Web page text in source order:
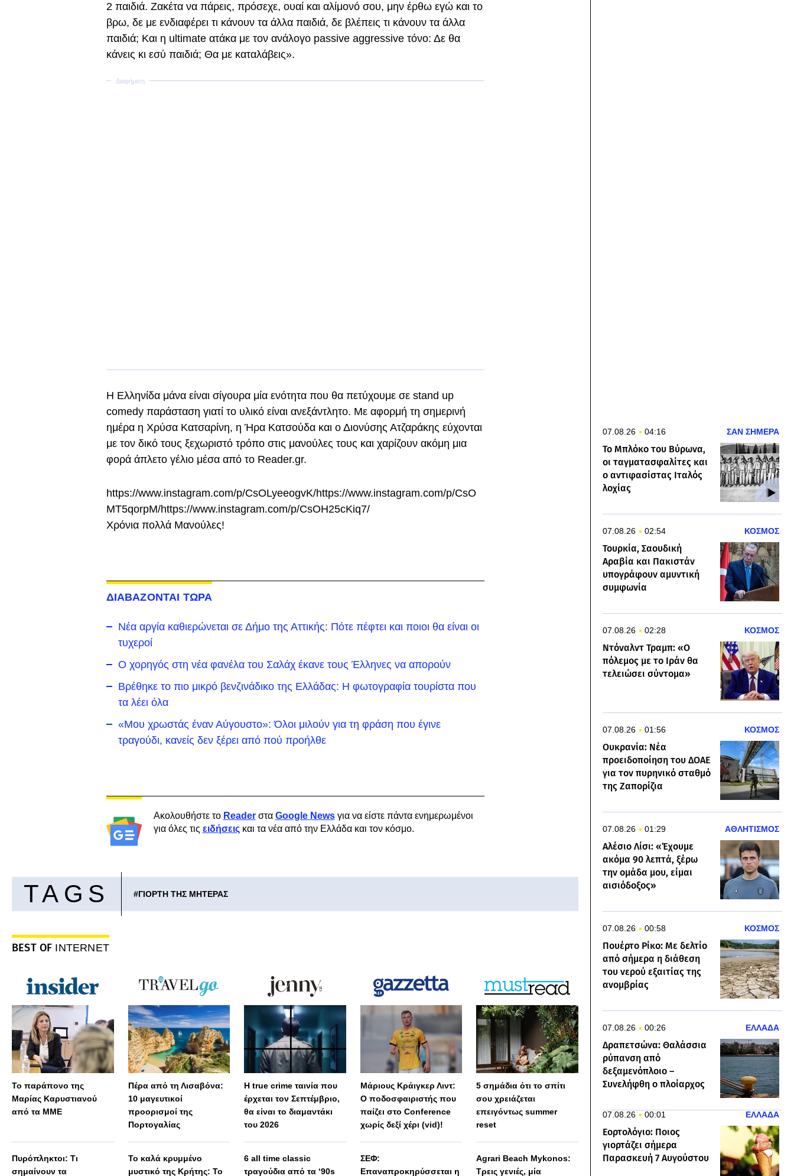
2 παιδιά. Ζακέτα να πάρεις, πρόσεχε, ουαί και αλίμονό σου, μην έρθω εγώ και το
βρω, δε με ενδιαφέρει τι κάνουν τα άλλα παιδιά, δε βλέπεις τι κάνουν τα άλλα
παιδιά; Και η ultimate ατάκα με τον ανάλογο passive aggressive τόνο: Δε θα
κάνεις κι εσύ παιδιά; Θα με καταλάβεις».
Η Eλληνίδα μάνα είναι σίγουρα μία ενότητα που θα πετύχουμε σε stand up
comedy παράσταση γιατί το υλικό είναι ανεξάντλητο. Με αφορμή τη σημερινή
ημέρα η Χρύσα Κατσαρίνη, η Ήρα Κατσούδα και ο Διονύσης Ατζαράκης εύχονται
με τον δικό τους ξεχωριστό τρόπο στις μανούλες τους και χαρίζουν ακόμη μια
φορά άπλετο γέλιο μέσα από το Reader.gr.
https://www.instagram.com/p/CsOLyeeogvK/https://www.instagram.com/p/CsO
MT5qorpM/https://www.instagram.com/p/CsOH25cKiq7/
Χρόνια πολλά Μανούλες!
ΔΙΑΒΑΖΟΝΤΑΙ ΤΩΡΑ
Νέα αργία καθιερώνεται σε Δήμο της Αττικής: Πότε πέφτει και ποιοι θα είναι οι
τυχεροί
Ο χορηγός στη νέα φανέλα του Σαλάχ έκανε τους Έλληνες να απορούν
Βρέθηκε το πιο μικρό βενζινάδικο της Ελλάδας: Η φωτογραφία τουρίστα που
τα λέει όλα
«Μου χρωστάς έναν Αύγουστο»: Όλοι μιλούν για τη φράση που έγινε
τραγούδι, κανείς δεν ξέρει από πού προήλθε
Ακολουθήστε το Readerστα Google Newsγια να είστε πάντα ενημερωμένοι
για όλες τις ειδήσειςκαι τα νέα από την Ελλάδα και τον κόσμο.
TAGS #ΓΙΟΡΤΗ ΤΗΣ ΜΗΤΕΡΑΣ
BEST OF INTERNET
Το παράπονο της
Μαρίας Καρυστιανού
από τα ΜΜΕ
Πυρόπληκτοι: Τι
σημαίνουν τα
Πέρα από τη Λισαβόνα:
10 μαγευτικοί
προορισμοί της
Πορτογαλίας
Το καλά κρυμμένο
μυστικό της Κρήτης: Το
Η true crime ταινία που
έρχεται τον Σεπτέμβριο,
θα είναι το διαμαντάκι
του 2026
6 all time classic
τραγούδια από τα ‘90s
Μάριους Κράιγκερ Λιντ:
Ο ποδοσφαιριστής που
παίζει στο Conference
χωρίς δεξί χέρι (vid)!
ΣΕΦ:
Επαναπροκηρύσσεται η
5 σημάδια ότι το σπίτι
σου χρειάζεται
επειγόντως summer
reset
Agrari Beach Mykonos:
Τρεις γενιές, μία
07.08.26 04:16 ΣΑΝ ΣΗΜΕΡΑ
Το Μπλόκο του Βύρωνα,
οι ταγματασφαλίτες και
ο αντιφασίστας Ιταλός
λοχίας
07.08.26 02:54 ΚΟΣΜΟΣ
Τουρκία, Σαουδική
Αραβία και Πακιστάν
υπογράφουν αμυντική
συμφωνία
07.08.26 02:28 ΚΟΣΜΟΣ
Ντόναλντ Τραμπ: «Ο
πόλεμος με το Ιράν θα
τελειώσει σύντομα»
07.08.26 01:56 ΚΟΣΜΟΣ
Ουκρανία: Νέα
προειδοποίηση του ΔΟΑΕ
για τον πυρηνικό σταθμό
της Ζαπορίζια
07.08.26 01:29 ΑΘΛΗΤΙΣΜΟΣ
Αλέσιο Λίσι: «Έχουμε
ακόμα 90 λεπτά, ξέρω
την ομάδα μου, είμαι
αισιόδοξος»
07.08.26 00:58 ΚΟΣΜΟΣ
Πουέρτο Ρίκο: Με δελτίο
από σήμερα η διάθεση
του νερού εξαιτίας της
ανομβρίας
07.08.26 00:26 ΕΛΛΑΔΑ
Δραπετσώνα: Θαλάσσια
ρύπανση από
δεξαμενόπλοιο –
Συνελήφθη ο πλοίαρχος
07.08.26 00:01 ΕΛΛΑΔΑ
Εορτολόγιο: Ποιος
γιορτάζει σήμερα
Παρασκευή 7 Αυγούστου